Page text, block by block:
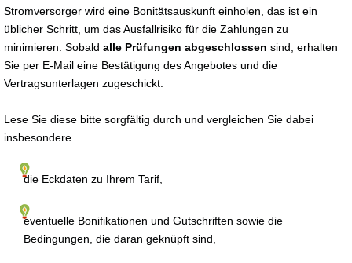
Stromversorger wird eine Bonitätsauskunft einholen, das ist ein
üblicher Schritt, um das Ausfallrisiko für die Zahlungen zu
minimieren. Sobald alle Prüfungen abgeschlossen sind, erhalten
Sie per E-Mail eine Bestätigung des Angebotes und die
Vertragsunterlagen zugeschickt.
Lese Sie diese bitte sorgfältig durch und vergleichen Sie dabei
insbesondere
die Eckdaten zu Ihrem Tarif,
eventuelle Bonifikationen und Gutschriften sowie die
Bedingungen, die daran geknüpft sind,